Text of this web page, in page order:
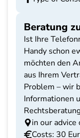
Beratung
Ist Ihre
Handy schon
möchten den
aus Ihrem
Problem – wir
Informationen
in our advice
Costs: 30